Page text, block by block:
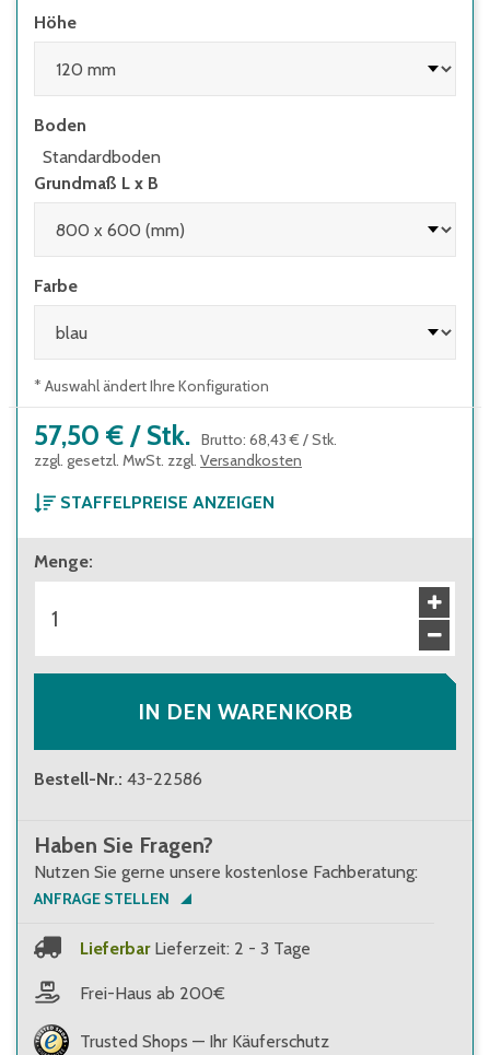
Höhe
Boden
Standardboden
Grundmaß L x B
Farbe
* Auswahl ändert Ihre Konfiguration
57,50 € / Stk. Brutto: 68,43 € /Stk.
zzgl. gesetzl. MwSt. zzgl. Versandkosten
STAFFELPREISE ANZEIGEN
ab 1 Stück
57,50 €
ab 40 Stück
52,50 €
Menge:
IN DEN WARENKORB
Bestell-Nr.: 43-22586
Haben Sie Fragen?
Nutzen Sie gerne unsere kostenlose Fachberatung:
ANFRAGE STELLEN
Lieferbar Lieferzeit: 2 - 3 Tage
Frei-Haus ab 200€
Trusted Shops — Ihr Käuferschutz